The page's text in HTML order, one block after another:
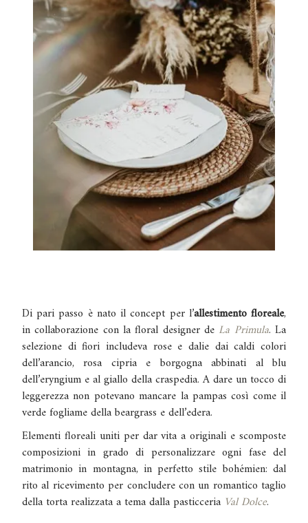
Di pari passo è nato il concept per l’allestimento floreale,
in collaborazione con la floral designer de La Primula.La
selezione di fiori includeva rose e dalie dai caldi colori
dell’arancio, rosa cipria e borgogna abbinati al blu
dell’eryngium e al giallo della craspedia. A dare un tocco di
leggerezza non potevano mancare la pampas così come il
verde fogliame della beargrass e dell’edera.
Elementi floreali uniti per dar vita a originali e scomposte
composizioni in grado di personalizzare ogni fase del
matrimonio in montagna, in perfetto stile bohémien: dal
rito al ricevimento per concludere con un romantico taglio
della torta realizzata a tema dalla pasticceria Val Dolce.